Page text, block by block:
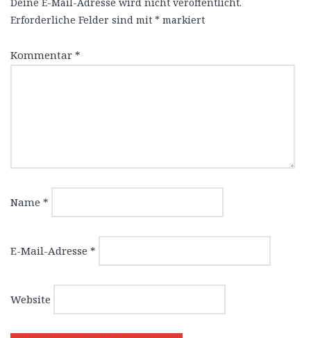
Erforderliche Felder sind mit * markiert
Kommentar *
Name *
E-Mail-Adresse *
Website